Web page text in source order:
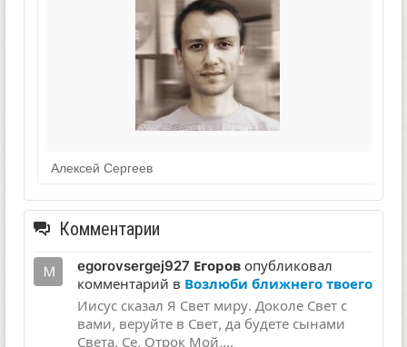
Алексей Сергеев
Комментарии
egorovsergej927 Егоров опубликовал
комментарий в Возлюби ближнего твоего
Иисус сказал Я Свет миру. Доколе Свет с
вами, веруйте в Свет, да будете сынами
Света. Се, Отрок Мой,...